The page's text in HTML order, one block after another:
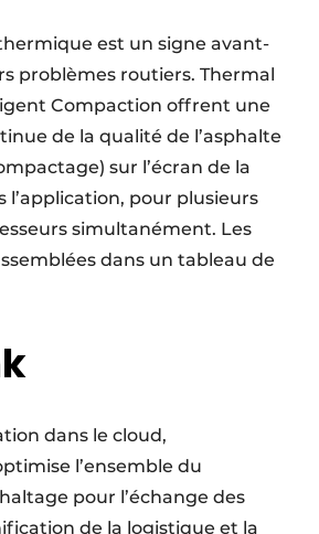
est un signe avant-
problèmes routiers. Thermal
Compaction offrent une
de la qualité de l’asphalte
sur l’écran de la
l’application, pour plusieurs
simultanément. Les
dans un tableau de
dans le cloud,
l’ensemble du
pour l’échange des
de la logistique et la